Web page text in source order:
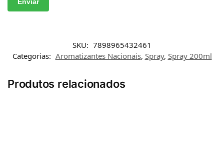
SKU: 7898965432461
Categorias: Aromatizantes Nacionais, Spray, Spray 200ml
Produtos relacionados